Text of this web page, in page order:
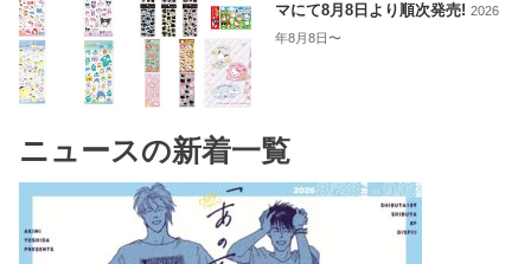
マにて8月8日より順次発売!2026
年8月8日〜
ニュースの新着一覧